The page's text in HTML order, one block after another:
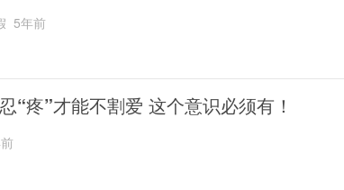
5年前
“疼”才能不割爱 这个意识必须有！